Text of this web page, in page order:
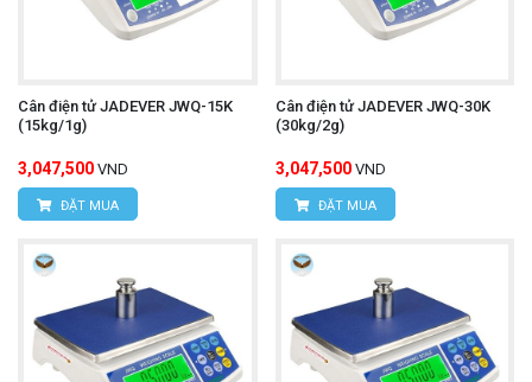
Cân điện tử JADEVER JWQ-15K
(15kg/1g)
3,047,500 VND
ĐẶT MUA
Cân điện tử JADEVER JWQ-30K
(30kg/2g)
3,047,500 VND
ĐẶT MUA